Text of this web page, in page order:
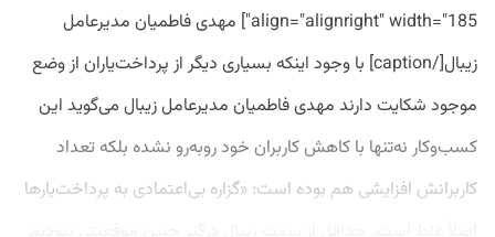
align="alignright" width="185"] مهدی فاطمیان مدیرعامل
زیبال[/caption] با وجود اینکه بسیاری دیگر از پرداخت‌یاران از وضع
موجود شکایت دارند مهدی فاطمیان مدیرعامل زیبال می‌گوید این
کسب‌وکار نه‌تنها با کاهش کاربران خود روبه‌رو نشده بلکه تعداد
کاربرانش افزایشی هم بوده است:‌ «گزاره بی‌اعتمادی به پرداخت‌یارها